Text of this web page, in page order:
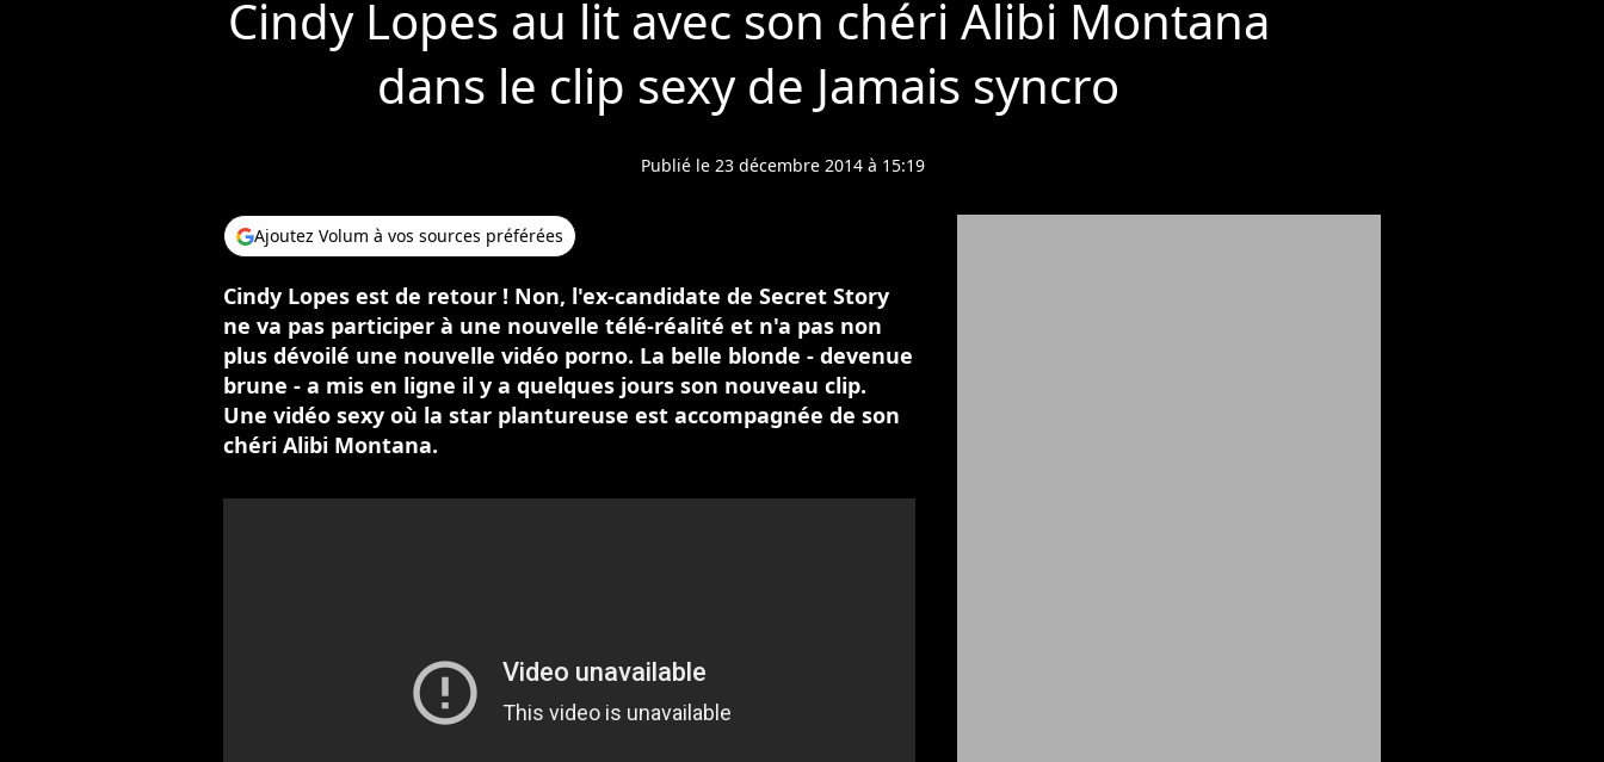
Cindy Lopes au lit avec son chéri Alibi Montana
dans le clip sexy de Jamais syncro
Publié le 23 décembre 2014 à 15:19
Ajoutez Volum à vos sources préférées
Cindy Lopes est de retour ! Non, l'ex-candidate de Secret Story
ne va pas participer à une nouvelle télé-réalité et n'a pas non
plus dévoilé une nouvelle vidéo porno. La belle blonde - devenue
brune - a mis en ligne il y a quelques jours son nouveau clip.
Une vidéo sexy où la star plantureuse est accompagnée de son
chéri Alibi Montana.